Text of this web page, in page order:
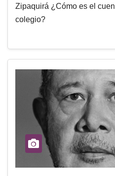
Zipaquirá ¿Cómo es el
colegio?